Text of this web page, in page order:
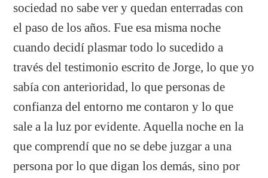
sociedad no sabe ver y quedan enterradas con
el paso de los años. Fue esa misma noche
cuando decidí plasmar todo lo sucedido a
través del testimonio escrito de Jorge, lo que yo
sabía con anterioridad, lo que personas de
confianza del entorno me contaron y lo que
sale a la luz por evidente. Aquella noche en la
que comprendí que no se debe juzgar a una
persona por lo que digan los demás, sino por